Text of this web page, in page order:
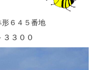
６４５番地
３００